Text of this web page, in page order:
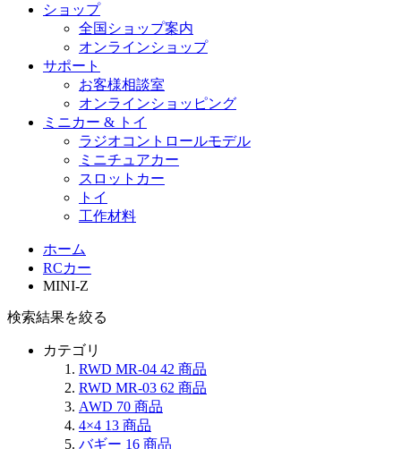
ショップ
全国ショップ案内
オンラインショップ
サポート
お客様相談室
オンラインショッピング
ミニカー & トイ
ラジオコントロールモデル
ミニチュアカー
スロットカー
トイ
工作材料
ホーム
RCカー
MINI-Z
検索結果を絞る
カテゴリ
RWD MR-04 42 商品
RWD MR-03 62 商品
AWD 70 商品
4×4 13 商品
バギー 16 商品